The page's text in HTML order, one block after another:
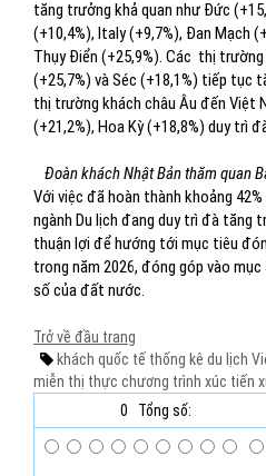
tăng trưởng khả quan như Đức
(+10,4%), Italy (+9,7%), Đan Mạch
Thụy Điển (+25,9%). Các thị trường
(+25,7%) và Séc (+18,1%) tiếp tục
thị trường khách châu Âu đến Việt
(+21,2%), Hoa Kỳ (+18,8%) duy trì
Đoàn khách Nhật Bản thăm quan
Với việc đã hoàn thành khoảng
ngành Du lịch đang duy trì đà tăng
thuận lợi để hướng tới mục tiêu
trong năm 2026, đóng góp vào
số của đất nước.
Trở về đầu trang
khách quốc tế thống kê du lịch
miễn thị thực chương trình xúc tiến
0
Tổng số: